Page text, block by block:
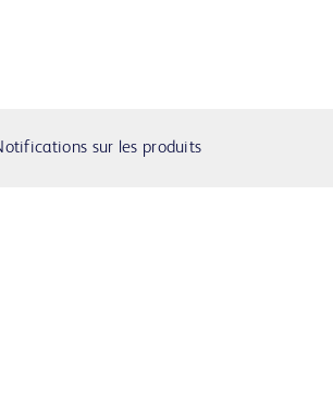
sur les produits